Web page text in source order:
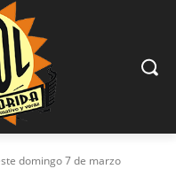
domingo 7 de marzo